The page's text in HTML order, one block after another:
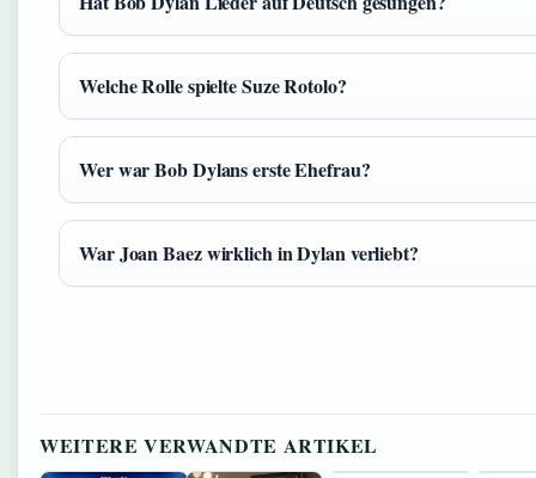
Welche Rolle spielte Suze Rotolo?
Wer war Bob Dylans erste Ehefrau?
War Joan Baez wirklich in Dylan verliebt?
WEITERE VERWANDTE ARTIKEL